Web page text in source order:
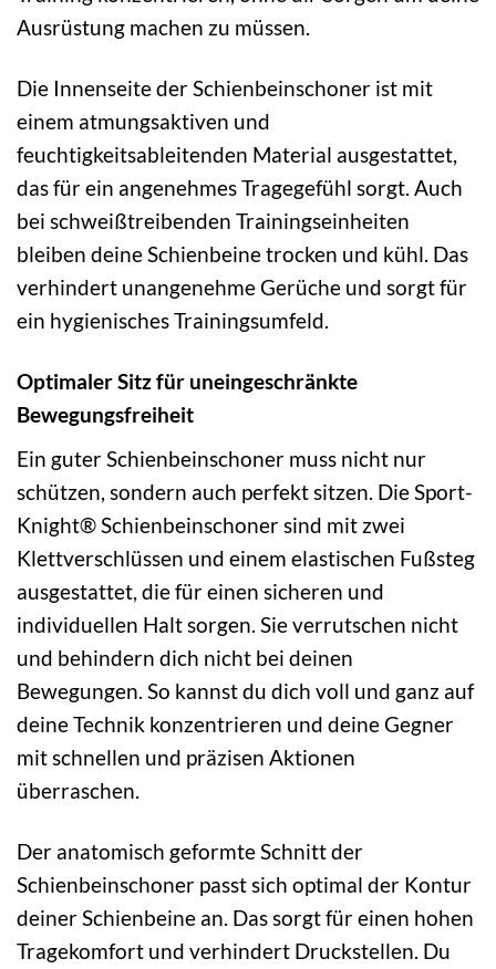
Ausrüstung machen zu müssen.
Die Innenseite der Schienbeinschoner ist mit
einem atmungsaktiven und
feuchtigkeitsableitenden Material ausgestattet,
das für ein angenehmes Tragegefühl sorgt. Auch
bei schweißtreibenden Trainingseinheiten
bleiben deine Schienbeine trocken und kühl. Das
verhindert unangenehme Gerüche und sorgt für
ein hygienisches Trainingsumfeld.
Optimaler Sitz für uneingeschränkte
Bewegungsfreiheit
Ein guter Schienbeinschoner muss nicht nur
schützen, sondern auch perfekt sitzen. Die Sport-
Knight® Schienbeinschoner sind mit zwei
Klettverschlüssen und einem elastischen Fußsteg
ausgestattet, die für einen sicheren und
individuellen Halt sorgen. Sie verrutschen nicht
und behindern dich nicht bei deinen
Bewegungen. So kannst du dich voll und ganz auf
deine Technik konzentrieren und deine Gegner
mit schnellen und präzisen Aktionen
überraschen.
Der anatomisch geformte Schnitt der
Schienbeinschoner passt sich optimal der Kontur
deiner Schienbeine an. Das sorgt für einen hohen
Tragekomfort und verhindert Druckstellen. Du